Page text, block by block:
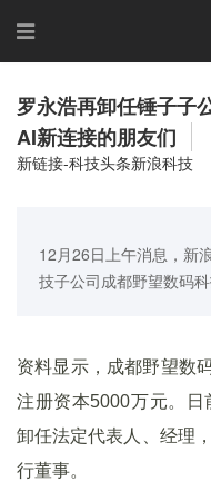
罗永浩再卸任锤子子
AI新连接的朋友们
新链接-科技头条新浪科技
12月26日上午消息，新
技子公司成都野望数码
资料显示，成都野望数
注册资本5000万元。
卸任法定代表人、经理
行董事。